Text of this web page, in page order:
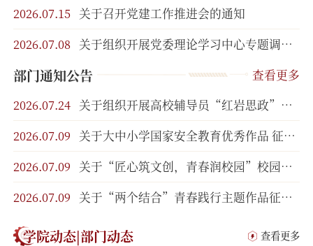
2026.07.15 关于召开党建工作推进会的通知
2026.07.08
关于组织开展党委理论学习中心专题调研的通知
部门通知公告
查看更多
2026.07.24
关于组织开展高校辅导员“红岩思政”优质资源征集活动的通知
2026.07.09
关于大中小学国家安全教育优秀作品 征集活动的获奖通报
2026.07.09
关于“匠心筑文创，青春润校园”校园文创作品创意设计大赛获奖情况的通报
2026.07.09
关于“两个结合”青春践行主题作品征集展示活动的获奖通报
学院动态|部门动态 查看更多